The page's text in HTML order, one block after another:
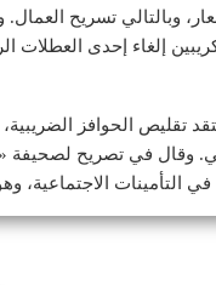
وبالتالي تسريح
إلغاء إحدى
تقليص الحوافز
في تصريح لصحيفة «لو
الاجتماعية،